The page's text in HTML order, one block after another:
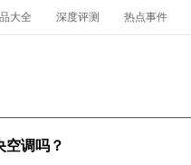
大全 深度评测 热点事件
空调吗？